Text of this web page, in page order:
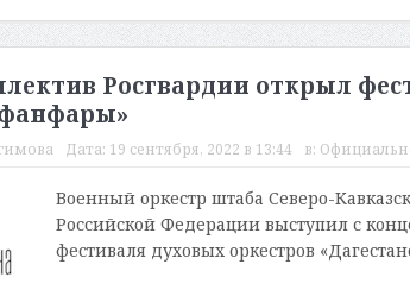
Росгвардии открыл
фанфары»
Дата: 19 сентября, 2022 в 13:44 в:
Военный оркестр штаба Северо-
Российской Федерации выступил с
фестиваля духовых оркестров